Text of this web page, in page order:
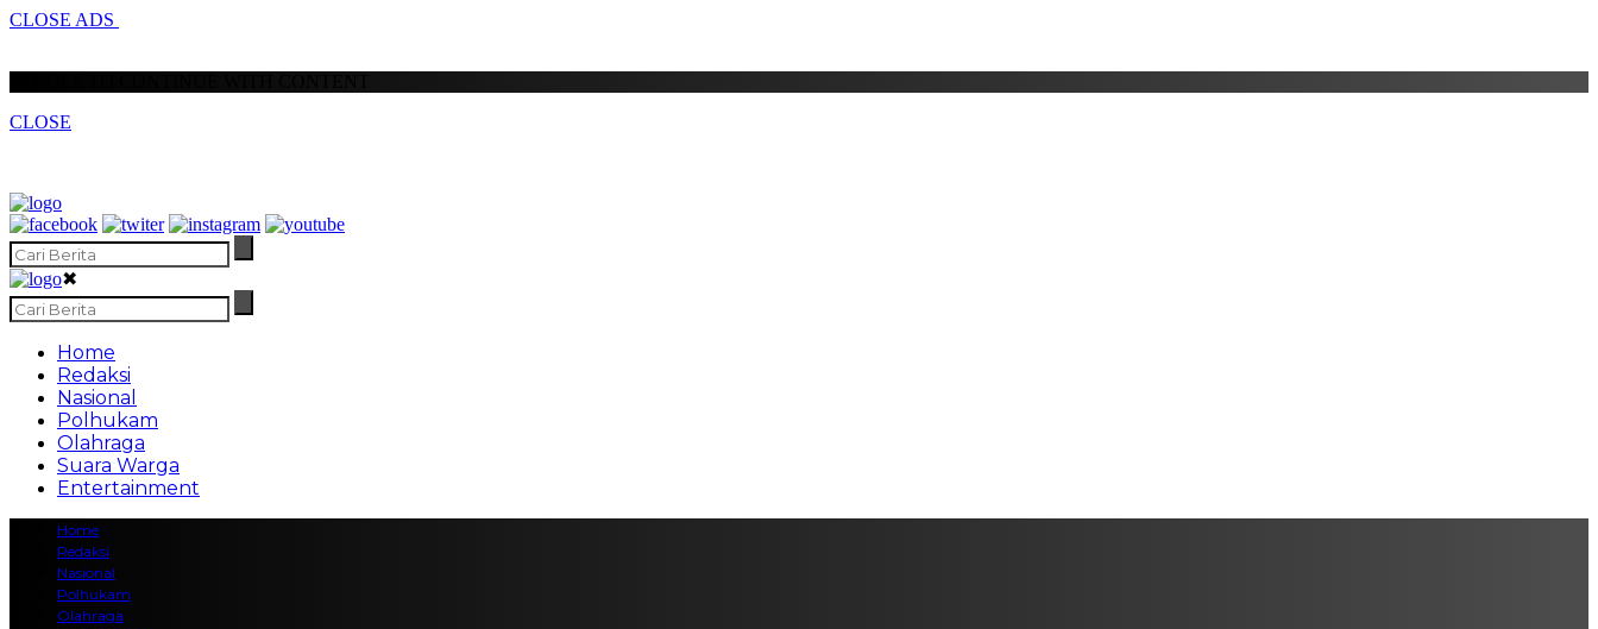
CLOSE ADS
CLOSE
✖
Home
Redaksi
Nasional
Polhukam
Olahraga
Suara Warga
Entertainment
Home
Redaksi
Nasional
Polhukam
Olahraga